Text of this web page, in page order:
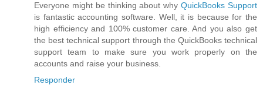
Everyone might be thinking about whyQuickBooks Support
is fantastic accounting software. Well, it is because for the
high efficiency and 100% customer care. And you also get
the best technical support through the QuickBooks technical
support team to make sure you work properly on the
accounts and raise your business.
Responder